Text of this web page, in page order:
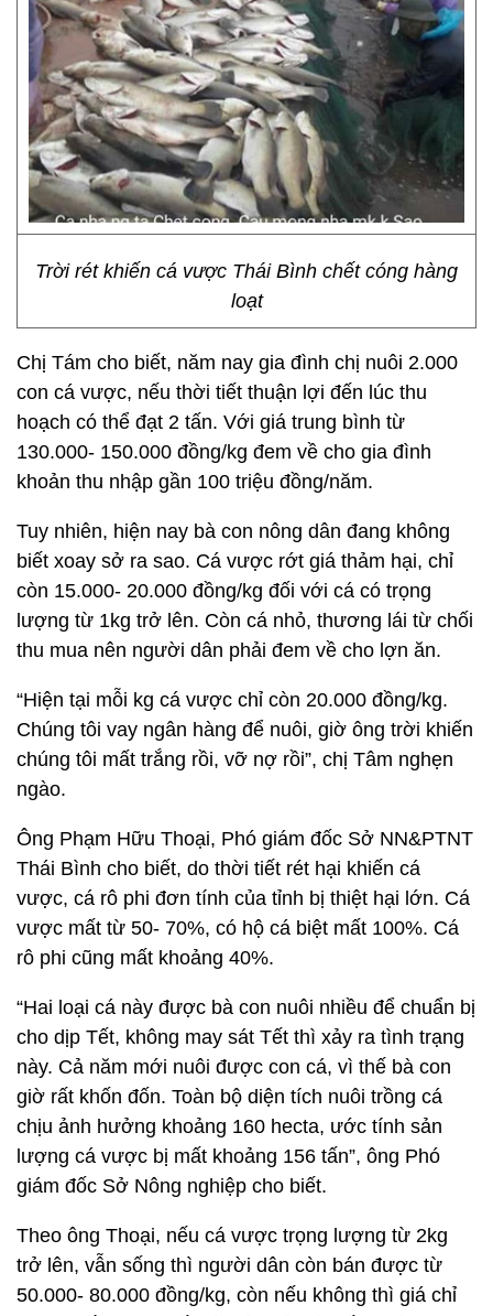
Trời rét khiến cá vược Thái Bình chết cóng hàng
loạt
Chị Tám cho biết, năm nay gia đình chị nuôi 2.000
con cá vược, nếu thời tiết thuận lợi đến lúc thu
hoạch có thể đạt 2 tấn. Với giá trung bình từ
130.000- 150.000 đồng/kg đem về cho gia đình
khoản thu nhập gần 100 triệu đồng/năm.
Tuy nhiên, hiện nay bà con nông dân đang không
biết xoay sở ra sao. Cá vược rớt giá thảm hại, chỉ
còn 15.000- 20.000 đồng/kg đối với cá có trọng
lượng từ 1kg trở lên. Còn cá nhỏ, thương lái từ chối
thu mua nên người dân phải đem về cho lợn ăn.
“Hiện tại mỗi kg cá vược chỉ còn 20.000 đồng/kg.
Chúng tôi vay ngân hàng để nuôi, giờ ông trời khiến
chúng tôi mất trắng rồi, vỡ nợ rồi”, chị Tâm nghẹn
ngào.
Ông Phạm Hữu Thoại, Phó giám đốc Sở NN&PTNT
Thái Bình cho biết, do thời tiết rét hại khiến cá
vược, cá rô phi đơn tính của tỉnh bị thiệt hại lớn. Cá
vược mất từ 50- 70%, có hộ cá biệt mất 100%. Cá
rô phi cũng mất khoảng 40%.
“Hai loại cá này được bà con nuôi nhiều để chuẩn bị
cho dịp Tết, không may sát Tết thì xảy ra tình trạng
này. Cả năm mới nuôi được con cá, vì thế bà con
giờ rất khốn đốn. Toàn bộ diện tích nuôi trồng cá
chịu ảnh hưởng khoảng 160 hecta, ước tính sản
lượng cá vược bị mất khoảng 156 tấn”, ông Phó
giám đốc Sở Nông nghiệp cho biết.
Theo ông Thoại, nếu cá vược trọng lượng từ 2kg
trở lên, vẫn sống thì người dân còn bán được từ
50.000- 80.000 đồng/kg, còn nếu không thì giá chỉ